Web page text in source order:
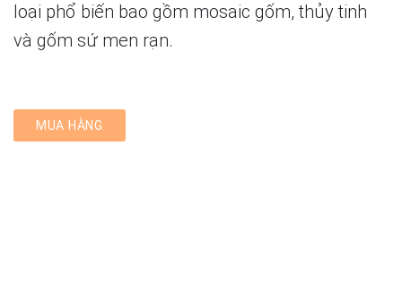
loại phổ biến bao gồm mosaic gốm, thủy tinh
và gốm sứ men rạn.
MUA HÀNG